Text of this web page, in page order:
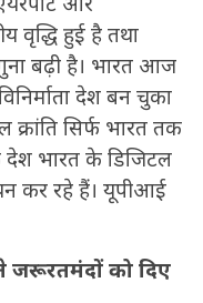
वृद्धि हुई है तथा
गुना बढ़ी है। भारत आज
देश बन चुका
क्रांति सिर्फ भारत तक
भारत के डिजिटल
कर रहे हैं। यूपीआई
जरूरतमंदों को दिए